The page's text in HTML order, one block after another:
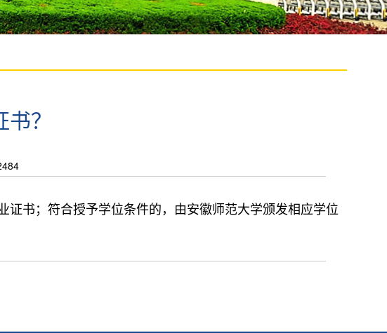
？
证书；符合授予学位条件的，由安徽师范大学颁发相应学位